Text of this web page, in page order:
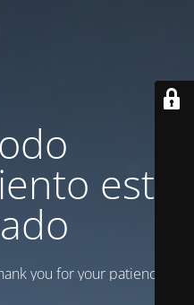
está
you for your patience!